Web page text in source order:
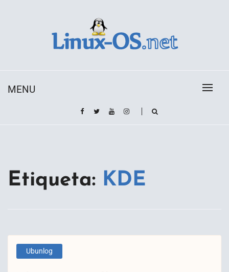
MENU
Etiqueta: KDE
Ubunlog